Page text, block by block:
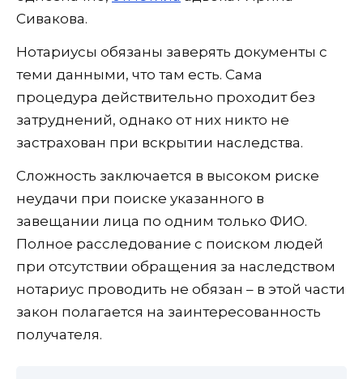
Сивакова.
Нотариусы обязаны заверять документы с
теми данными, что там есть. Сама
процедура действительно проходит без
затруднений, однако от них никто не
застрахован при вскрытии наследства.
Сложность заключается в высоком риске
неудачи при поиске указанного в
завещании лица по одним только ФИО.
Полное расследование с поиском людей
при отсутствии обращения за наследством
нотариус проводить не обязан – в этой части
закон полагается на заинтересованность
получателя.